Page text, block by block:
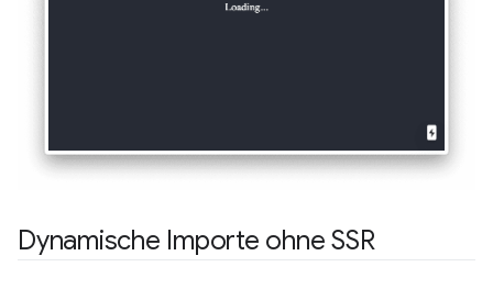
Dynamische Importe ohne SSR